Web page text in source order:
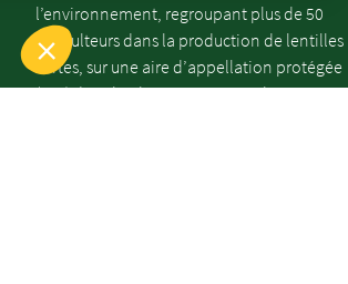
l’environnement, regroupant plus de 50
agriculteurs dans la production de lentilles
vertes, sur une aire d’appellation protégée
(IGP) dans la Champagne Berrichonne.